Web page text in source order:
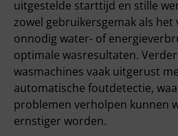
uitgestelde starttijd en stille
zowel gebruikersgemak als het
onnodig water- of
optimale wasresultaten.
wasmachines vaak uitgerust
automatische foutdetectie,
problemen verholpen kunnen
ernstiger worden.